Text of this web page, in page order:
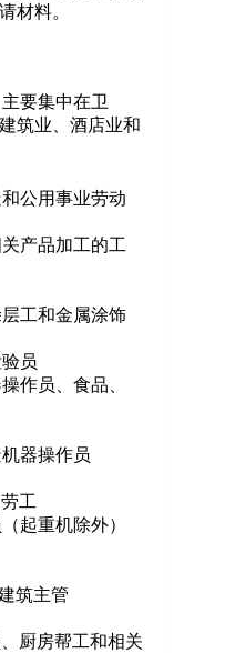
材料。
要集中在卫
筑业、酒店业和
公用事业劳动
产品加工的工
工和金属涂饰
员
作员、食品、
器操作员
工
起重机除外）
筑主管
厨房帮工和相关